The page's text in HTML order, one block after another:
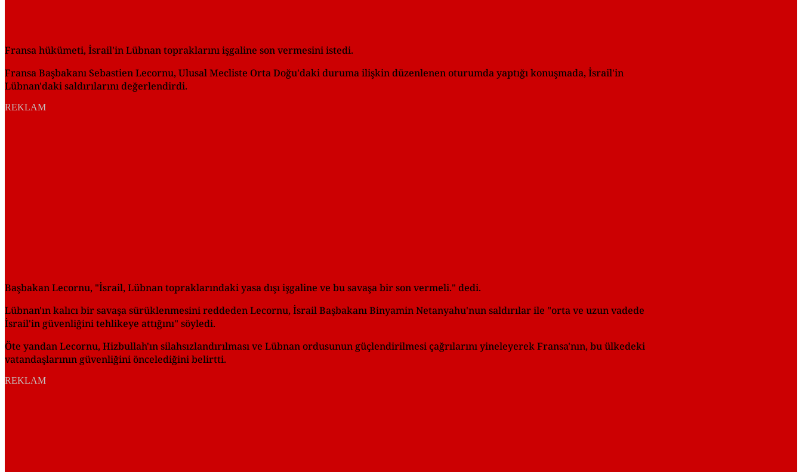
Fransa hükümeti, İsrail'in Lübnan topraklarını işgaline son vermesini istedi.
Fransa Başbakanı Sebastien Lecornu, Ulusal Mecliste Orta Doğu'daki duruma ilişkin düzenlenen oturumda yaptığı konuşmada, İsrail'in
Lübnan'daki saldırılarını değerlendirdi.
REKLAM
Başbakan Lecornu, "İsrail, Lübnan topraklarındaki yasa dışı işgaline ve bu savaşa bir son vermeli." dedi.
Lübnan'ın kalıcı bir savaşa sürüklenmesini reddeden Lecornu, İsrail Başbakanı Binyamin Netanyahu'nun saldırılar ile "orta ve uzun vadede
İsrail'in güvenliğini tehlikeye attığını" söyledi.
Öte yandan Lecornu, Hizbullah'ın silahsızlandırılması ve Lübnan ordusunun güçlendirilmesi çağrılarını yineleyerek Fransa'nın, bu ülkedeki
vatandaşlarının güvenliğini öncelediğini belirtti.
REKLAM